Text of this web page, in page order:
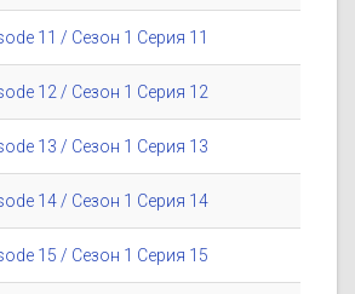
11 / Сезон 1 Серия 11
12 / Сезон 1 Серия 12
13 / Сезон 1 Серия 13
14 / Сезон 1 Серия 14
15 / Сезон 1 Серия 15